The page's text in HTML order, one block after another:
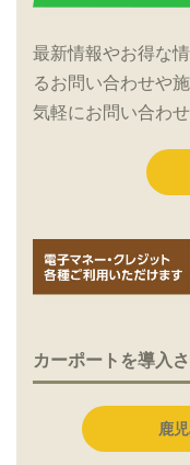
最新情報やお得な
るお問い合わせや
気軽にお問い合わ
カーポートを導入
鹿